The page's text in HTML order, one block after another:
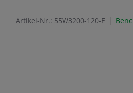
Artikel-Nr.: 55W3200-120-E